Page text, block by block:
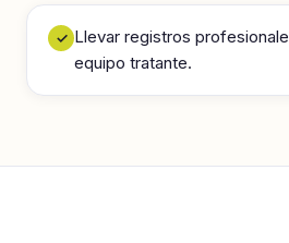
✓ Llevar registros
equipo tratante.